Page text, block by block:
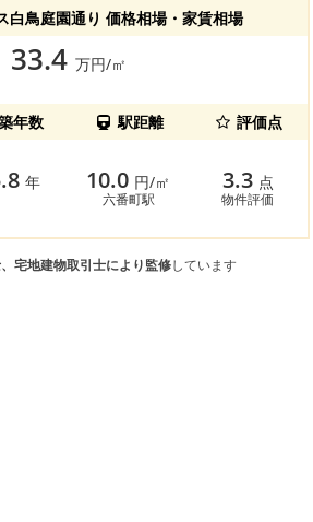
白鳥庭園通り 価格相場・家賃相場
33.4 万円/㎡
年数 駅距離 評価点
年 10.0 円/㎡
六番町駅
3.3 点
物件評価
宅地建物取引士により監修しています